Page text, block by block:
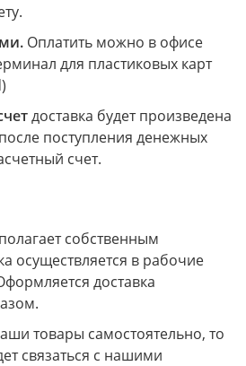
Оплатить можно в офисе
для пластиковых карт
доставка будет произведена
поступления денежных
счет.
собственным
осуществляется в рабочие
доставка
товары самостоятельно, то
связаться с нашими